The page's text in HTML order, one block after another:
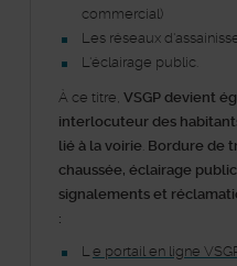
commercial)
Les réseaux
L'éclairage public.
À ce titre, VSGP devient
interlocuteur des
lié à la voirie. Bordure de
chaussée, éclairage
signalements et
:
L e portail en ligne